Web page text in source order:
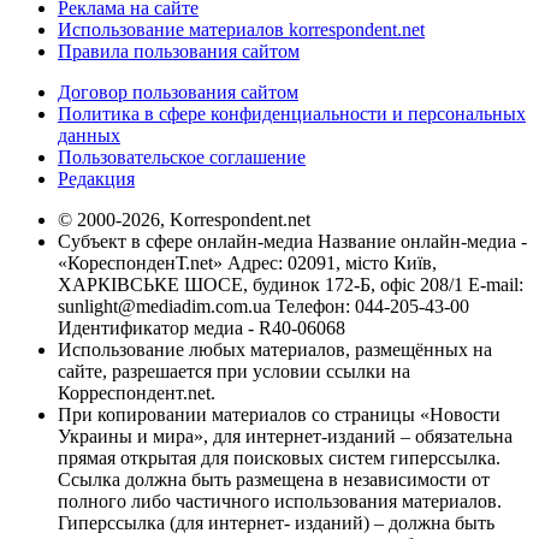
Реклама на сайте
Использование материалов korrespondent.net
Правила пользования сайтом
Договор пользования сайтом
Политика в сфере конфиденциальности и персональных
данных
Пользовательское соглашение
Редакция
© 2000-2026, Korrespondent.net
Субъект в сфере онлайн-медиа Название онлайн-медиа -
«КореспонденТ.net» Адрес: 02091, місто Київ,
ХАРКІВСЬКЕ ШОСЕ, будинок 172-Б, офіс 208/1 E-mail:
sunlight@mediadim.com.ua Телефон: 044-205-43-00
Идентификатор медиа - R40-06068
Использование любых материалов, размещённых на
сайте, разрешается при условии ссылки на
Корреспондент.net.
При копировании материалов со страницы «Новости
Украины и мира», для интернет-изданий – обязательна
прямая открытая для поисковых систем гиперссылка.
Ссылка должна быть размещена в независимости от
полного либо частичного использования материалов.
Гиперссылка (для интернет- изданий) – должна быть